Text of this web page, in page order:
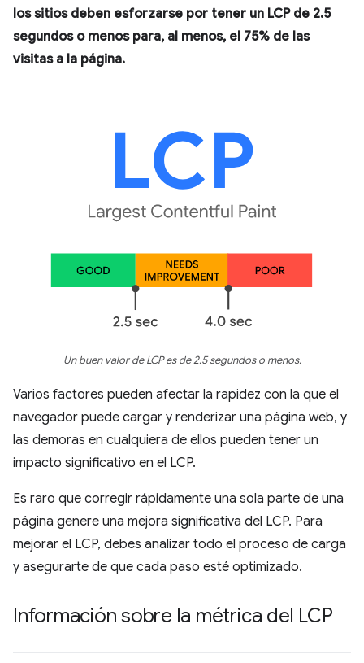
los sitios deben esforzarse por tener un LCP de 2.5
segundos o menos para, al menos, el 75% de las
visitas a la página.
Un buen valor de LCP es de 2.5 segundos o menos.
Varios factores pueden afectar la rapidez con la que el
navegador puede cargar y renderizar una página web, y
las demoras en cualquiera de ellos pueden tener un
impacto significativo en el LCP.
Es raro que corregir rápidamente una sola parte de una
página genere una mejora significativa del LCP. Para
mejorar el LCP, debes analizar todo el proceso de carga
y asegurarte de que cada paso esté optimizado.
Información sobre la métrica del LCP